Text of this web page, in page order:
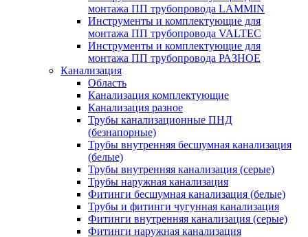
монтажа ПП трубопровода LAMMIN
Инструменты и комплектующие для
монтажа ПП трубопровода VALTEC
Инструменты и комплектующие для
монтажа ПП трубопровода РАЗНОЕ
Канализация
Область
Канализация комплектующие
Канализация разное
Трубы канализационные ПНД
(безнапорные)
Трубы внутренняя бесшумная канализация
(белые)
Трубы внутренняя канализация (серые)
Трубы наружная канализация
Фитинги бесшумная канализация (белые)
Трубы и фитинги чугунная канализация
Фитинги внутренняя канализация (серые)
Фитинги наружная канализация